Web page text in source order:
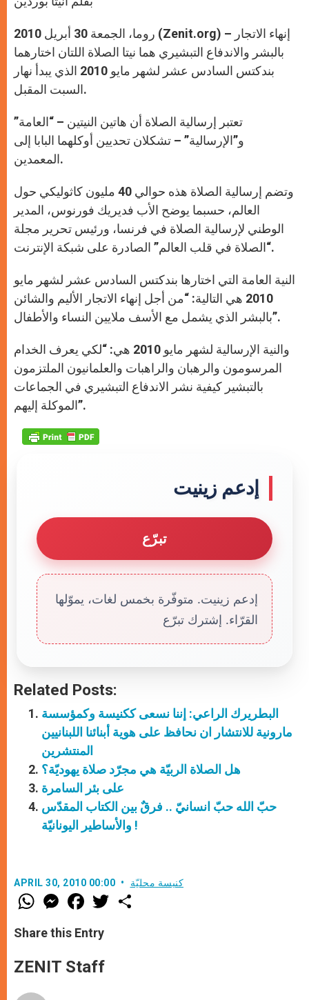
p e k
روما، الجمعة 30 أبريل 2010 (Zenit.org) – إنهاء الاتجار
بالبشر والاندفاع التبشيري هما نيتا الصلاة اللتان اختارهما
بندكتس السادس عشر لشهر مايو 2010 الذي يبدأ نهار
السبت المقبل.
تعتبر إرسالية الصلاة أن هاتين النيتين – “العامة”
و”الإرسالية” – تشكلان تحديين أوكلهما البابا إلى
المعمدين.
وتضم إرسالية الصلاة هذه حوالي 40 مليون كاثوليكي حول
العالم، حسبما يوضح الأب فديريك فورنوس، المدير
الوطني لإرسالية الصلاة في فرنسا، ورئيس تحرير مجلة
“الصلاة في قلب العالم” الصادرة على شبكة الإنترنت.
النية العامة التي اختارها بندكتس السادس عشر لشهر مايو
2010 هي التالية: “من أجل إنهاء الاتجار الأليم والشائن
بالبشر الذي يشمل مع الأسف ملايين النساء والأطفال”.
والنية الإرسالية لشهر مايو 2010 هي: “لكي يعرف الخدام
المرسومون والرهبان والراهبات والعلمانيون الملتزمون
بالتبشير كيفية نشر الاندفاع التبشيري في الجماعات
الموكلة إليهم”.
إدعم زينيت
تبرّع
إدعم زينيت. متوفّرة بخمس لغات، يموّلها
القرّاء. إشترك تبرّع
Related Posts:
البطريرك الراعي: إننا نسعى ككنيسة وكمؤسسة
مارونية للانتشار ان نحافظ على هوية أبنائنا اللبنانيين
المنتشرين
هل الصلاة الربيّة هي مجرّد صلاة يهوديّة؟
على بئر السامرة
حبّ الله حبّ انسانيّ .. فرقٌ بين الكتاب المقدّس
والأساطير اليونانيّة !
APRIL 30, 2010 00:00 كنيسة محليّة
W
h
t
s
p
p
M
e
s
e
g
e
F
a
e
b
o
k
w
Share this Entry
ZENIT Staff